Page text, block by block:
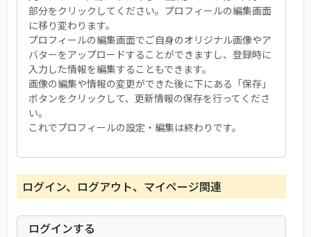
部分をクリックしてください。プロフィールの編集画面
に移り変わります。
プロフィールの編集画面でご自身のオリジナル画像やア
バターをアップロードすることができますし、登録時に
入力した情報を編集することもできます。
画像の編集や情報の変更ができた後に下にある「保存」
ボタンをクリックして、更新情報の保存を行ってくださ
い。
これでプロフィールの設定・編集は終わりです。
ログイン、ログアウト、マイページ関連
ログインする